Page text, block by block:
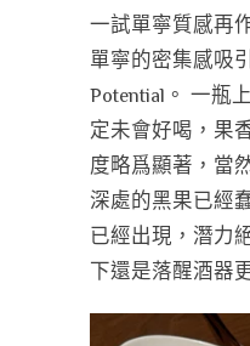
一試單寧質感再
單寧的密集感吸
Potential。 一瓶
定未會好喝，果
度略爲顯著，當
深處的黑果已經
已經出現，潛力
下還是落醒酒器